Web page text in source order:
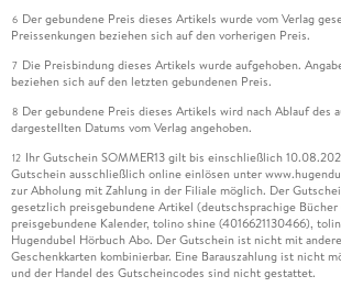
6 Der gebundene Preis dieses Artikels wurde vom Verlag
Preissenkungen beziehen sich auf den vorherigen Preis.
7 Die Preisbindung dieses Artikels wurde aufgehoben.
beziehen sich auf den letzten gebundenen Preis.
8 Der gebundene Preis dieses Artikels wird nach Ablauf des
dargestellten Datums vom Verlag angehoben.
12 Ihr Gutschein SOMMER13 gilt bis einschließlich
Gutschein ausschließlich online einlösen unter
zur Abholung mit Zahlung in der Filiale möglich. Der
gesetzlich preisgebundene Artikel (deutschsprachige
preisgebundene Kalender, tolino shine (4016621130466),
Hugendubel Hörbuch Abo. Der Gutschein ist nicht mit
Geschenkkarten kombinierbar. Eine Barauszahlung ist nicht
und der Handel des Gutscheincodes sind nicht gestattet.